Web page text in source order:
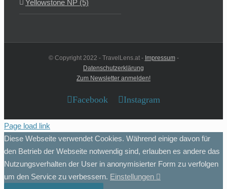
Yellowstone NP (5)
© Copyright 2022 - TravelLens.at - Impressum-
Datenschutzerklärung
Zum Newsletter anmelden!
Facebook Instagram
Page load link
Diese Webseite verwendet Cookies. Während einige davon für
den Betrieb der Webseite notwendig sind, erlauben es andere das
Nutzungsverhalten der User in anonymisierter Form zu verfolgen
um den Service zu verbessern. Einstellungen